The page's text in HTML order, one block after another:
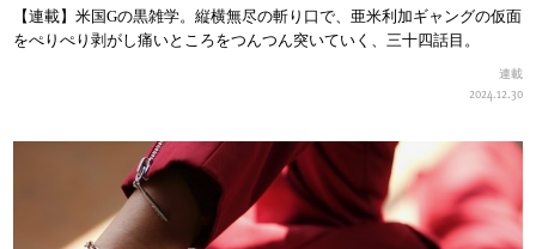
【連載】米国Gの黒雑学。縦横無尽の斬り口で、亜米利加ギャングの仮面
をぺりぺり剥がし痛いところをつんつん突いていく、三十四話目。
連載
2024.12.30